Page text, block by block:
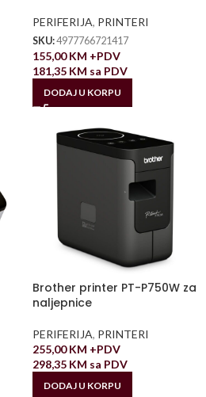
PERIFERIJA, PRINTERI
SKU:4977766721417
155,00KM +PDV
181,35 KM sa PDV
DODAJ U KORPU
Brother printer PT-P750W za
naljepnice
PERIFERIJA, PRINTERI
255,00KM +PDV
298,35 KM sa PDV
DODAJ U KORPU